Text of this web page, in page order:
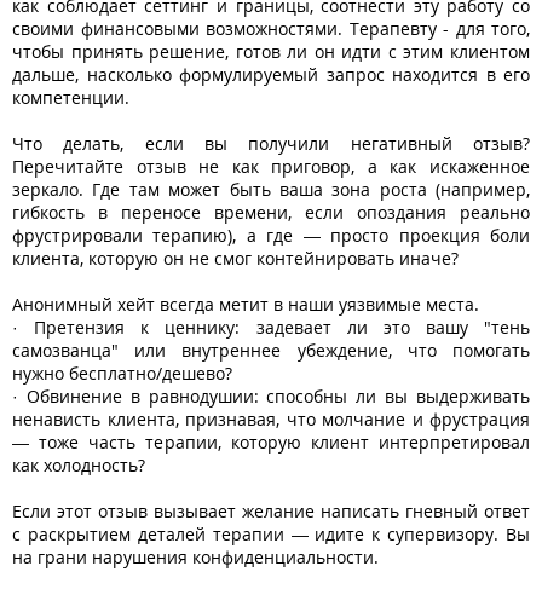
как соблюдает сеттинг и границы, соотнести эту работу со
своими финансовыми возможностями. Терапевту - для того,
чтобы принять решение, готов ли он идти с этим клиентом
дальше, насколько формулируемый запрос находится в его
компетенции.
Что делать, если вы получили негативный отзыв?
Перечитайте отзыв не как приговор, а как искаженное
зеркало. Где там может быть ваша зона роста (например,
гибкость в переносе времени, если опоздания реально
фрустрировали терапию), а где — просто проекция боли
клиента, которую он не смог контейнировать иначе?
Анонимный хейт всегда метит в наши уязвимые места.
· Претензия к ценнику: задевает ли это вашу "тень
самозванца" или внутреннее убеждение, что помогать
нужно бесплатно/дешево?
· Обвинение в равнодушии: способны ли вы выдерживать
ненависть клиента, признавая, что молчание и фрустрация
— тоже часть терапии, которую клиент интерпретировал
как холодность?
Если этот отзыв вызывает желание написать гневный ответ
с раскрытием деталей терапии — идите к супервизору. Вы
на грани нарушения конфиденциальности.